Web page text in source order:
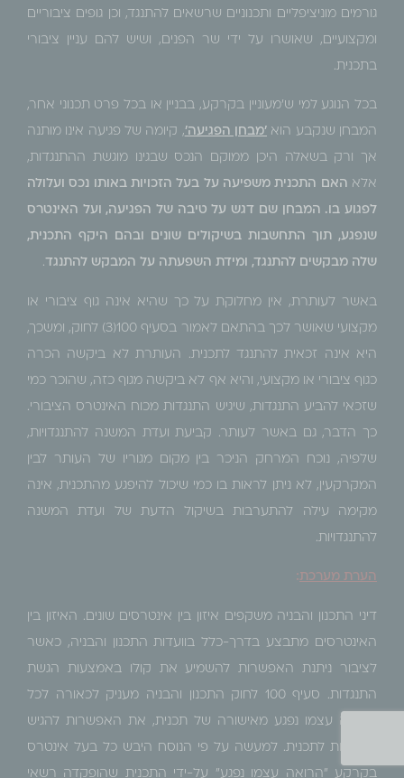
גורמים מוניציפליים ותכנוניים שרשאים להתנגד, וכן גופים ציבוריים
ומקצועיים, שאושרו על ידי שר הפנים, ושיש להם עניין ציבורי
בתכנית.
בכל הנוגע למי ש'מעוניין בקרקע, בבניין או בכל פרט תכנוני אחר,
המבחן שנקבע הוא 'מבחן הפגיעה', קיומה של פגיעה אינו מותנה
אך ורק בשאלה היכן ממוקם הנכס שבגינו מוגשת ההתנגדות,
אלא האם התכנית משפיעה על בעל הזכויות באותו נכס ועלולה
לפגוע בו. המבחן שם דגש על טיבה של הפגיעה, ועל האינטרס
שנפגע, תוך התחשבות בשיקולים שונים ובהם היקף התכנית,
שלה מבקשים להתנגד, ומידת השפעתה על המבקש להתנגד.
באשר לעותרת, אין מחלוקת על כך שהיא אינה גוף ציבורי או
מקצועי שאושר לכך בהתאם לאמור בסעיף 100(3) לחוק, ומשכך,
היא אינה זכאית להתנגד לתכנית. העותרת לא ביקשה הכרה
כגוף ציבורי או מקצועי, והיא אף לא ביקשה מגוף כזה, שהוכר כמי
שזכאי להביע התנגדות, שיגיש התנגדות מכוח האינטרס הציבורי.
כך הדבר, גם באשר לעותר. קביעת ועדת המשנה להתנגדויות,
שלפיה, נוכח המרחק הניכר בין מקום מגוריו של העותר לבין
המקרקעין, לא ניתן לראות בו כמי שיכול להיפגע מהתכנית, אינה
מקימה עילה להתערבות בשיקול הדעת של ועדת המשנה
להתנגדויות.
הערת מערכת:
דיני התכנון והבניה משקפים איזון בין אינטרסים שונים. האיזון בין
האינטרסים מתבצע בדרך-כלל בוועדות התכנון והבניה, כאשר
לציבור ניתנת האפשרות להשמיע את קולו באמצעות הגשת
התנגדות. סעיף 100 לחוק התכנון והבניה מעניק לכאורה לכל
הרואה עצמו נפגע מאישורה של תכנית, את האפשרות להגיש
התנגדות לתכנית. למעשה על פי הנוסח היבש כל בעל אינטרס
בקרקע "הרואה עצמו נפגע" על-ידי התכנית שהופקדה רשאי